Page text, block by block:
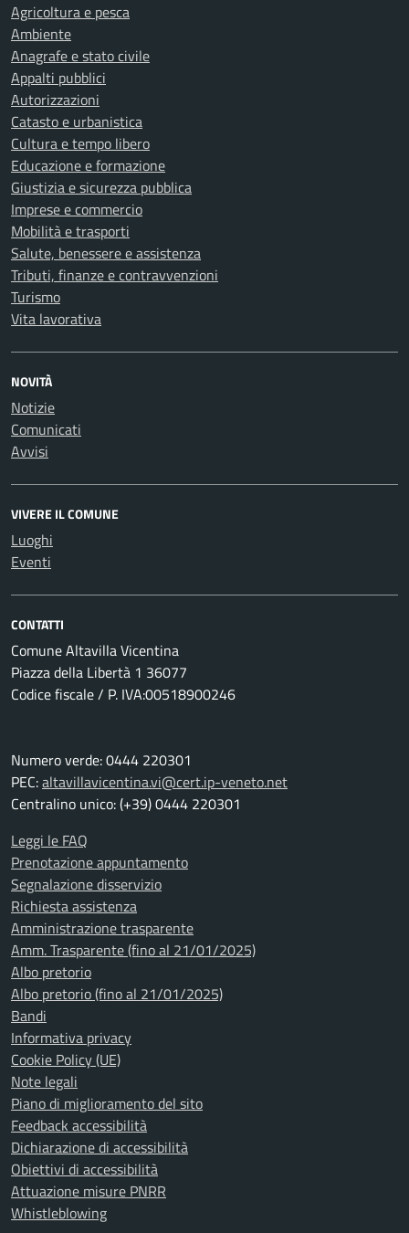
Agricoltura e pesca
Ambiente
Anagrafe e stato civile
Appalti pubblici
Autorizzazioni
Catasto e urbanistica
Cultura e tempo libero
Educazione e formazione
Giustizia e sicurezza pubblica
Imprese e commercio
Mobilità e trasporti
Salute, benessere e assistenza
Tributi, finanze e contravvenzioni
Turismo
Vita lavorativa
NOVITÀ
Notizie
Comunicati
Avvisi
VIVERE IL COMUNE
Luoghi
Eventi
CONTATTI
Comune Altavilla Vicentina
Piazza della Libertà 1 36077
Codice fiscale / P. IVA:00518900246
Numero verde: 0444 220301
PEC:altavillavicentina.vi@cert.ip-veneto.net
Centralino unico: (+39) 0444 220301
Leggi le FAQ
Prenotazione appuntamento
Segnalazione disservizio
Richiesta assistenza
Amministrazione trasparente
Amm. Trasparente (fino al 21/01/2025)
Albo pretorio
Albo pretorio (fino al 21/01/2025)
Bandi
Informativa privacy
Cookie Policy (UE)
Note legali
Piano di miglioramento del sito
Feedback accessibilità
Dichiarazione di accessibilità
Obiettivi di accessibilità
Attuazione misure PNRR
Whistleblowing